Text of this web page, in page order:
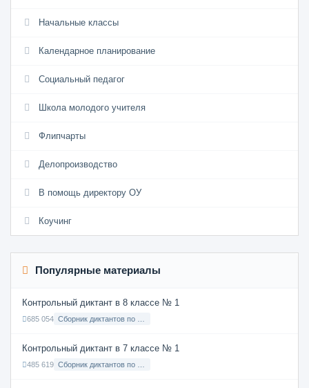
Начальные классы
Календарное планирование
Социальный педагог
Школа молодого учителя
Флипчарты
Делопроизводство
В помощь директору ОУ
Коучинг
Популярные материалы
Контрольный диктант в 8 классе № 1
685 054
Контрольный диктант в 7 классе № 1
485 619